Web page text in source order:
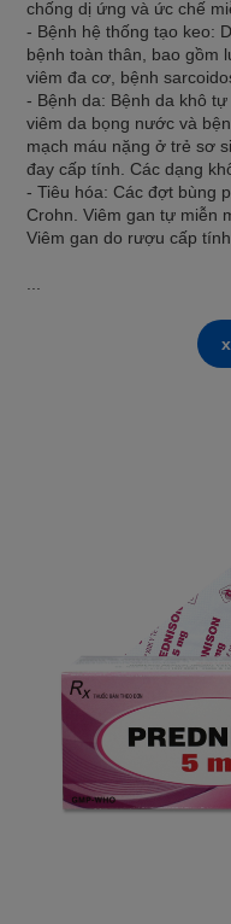
chống dị ứng và ức chế
- Bệnh hệ thống tạo keo:
bệnh toàn thân, bao gồm
viêm đa cơ, bệnh
- Bệnh da: Bệnh da khô
viêm da bọng nước và
mạch máu nặng ở trẻ sơ
đay cấp tính. Các dạng
- Tiêu hóa: Các đợt bùng
Crohn. Viêm gan tự miễn
Viêm gan do rượu cấp